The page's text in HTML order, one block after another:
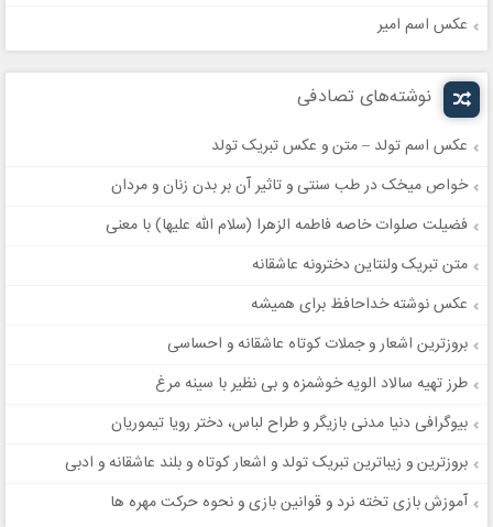
عکس اسم امیر
نوشته‌های تصادفی
عکس اسم تولد – متن و عکس تبریک تولد
خواص میخک در طب سنتی و تاثیر آن بر بدن زنان و مردان
فضیلت صلوات خاصه فاطمه الزهرا (سلام الله علیها) با معنی
متن تبریک ولنتاین دخترونه عاشقانه
عکس نوشته خداحافظ برای همیشه
بروزترین اشعار و جملات کوتاه عاشقانه و احساسی
طرز تهیه سالاد الویه خوشمزه و بی نظیر با سینه مرغ
بیوگرافی دنیا مدنی بازیگر و طراح لباس، دختر رویا تیموریان
بروزترین و زیباترین تبریک تولد و اشعار کوتاه و بلند عاشقانه و ادبی
آموزش بازی تخته نرد و قوانین بازی و نحوه حرکت مهره ها